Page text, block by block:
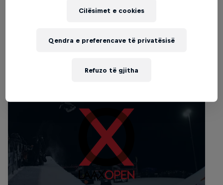
Cilësimet e cookies
Refuzo të gjitha
Qendra e preferencave të privatësisë